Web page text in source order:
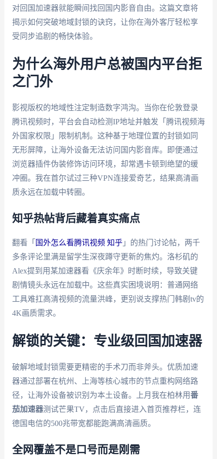
对回国加速器就能瞬间找回国内影音自由。这篇文章将
揭示如何突破地域封锁的诀窍，让你在海外客厅轻松享
受同步追剧的畅快体验。
为什么海外用户总被国内平台拒
之门外
影视版权的地域性注定制造数字鸿沟。当你在伦敦登录
腾讯视频时，平台会自动检测IP地址并触发「腾讯视频海
外国家权限」限制机制。这种基于地理位置的封锁如同
无形屏障，让海外设备无法访问国内影音库。即便通过
浏览器插件伪装修饰访问环境，却常遇卡顿到绝望的缓
冲圈。我在首尔试过三种VPN连接爱奇艺，结果高清画
质永远在加载中转圈。
知乎热帖背后藏着真实痛点
翻看「 国外怎么看腾讯视频 知乎」的热门讨论帖，两千
多条评论里满是留学生深夜蹲守更新的焦灼。洛杉矶的
Alex提到用某加速器看《庆余年》时断时续，导致关键
剧情镜头永远在加载中。这些真实困境说明：普通网络
工具难扛高清视频的流量洪峰，更别说支撑热门韩剧tv的
4K画质需求。
解锁的关键：专业级回国加速器
破解地域封锁需要更精密的手术刀而非斧头。优质加速
器通过部署在杭州、上海等核心城市的节点重构网络路
径，让海外设备被识别为本土设备。上月我在柏林用番
茄加速器测试芒果TV，点击后直接进入首页推荐栏，连
德国电信的500兆带宽都能跑满高清画质。
全网覆盖不是口号而是刚需